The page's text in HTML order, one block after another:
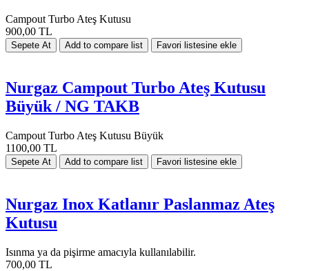
Campout Turbo Ateş Kutusu
900,00 TL
Nurgaz Campout Turbo Ateş Kutusu
Büyük / NG TAKB
Campout Turbo Ateş Kutusu Büyük
1100,00 TL
Nurgaz Inox Katlanır Paslanmaz Ateş
Kutusu
Isınma ya da pişirme amacıyla kullanılabilir.
700,00 TL